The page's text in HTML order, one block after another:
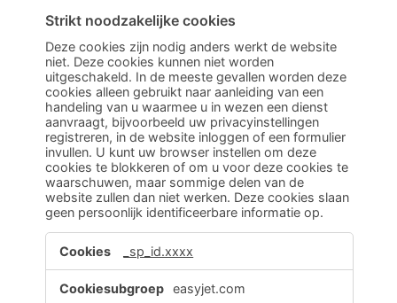
Strikt noodzakelijke cookies
Deze cookies zijn nodig anders werkt de website
niet. Deze cookies kunnen niet worden
uitgeschakeld. In de meeste gevallen worden deze
cookies alleen gebruikt naar aanleiding van een
handeling van u waarmee u in wezen een dienst
aanvraagt, bijvoorbeeld uw privacyinstellingen
registreren, in de website inloggen of een formulier
invullen. U kunt uw browser instellen om deze
cookies te blokkeren of om u voor deze cookies te
waarschuwen, maar sommige delen van de
website zullen dan niet werken. Deze cookies slaan
geen persoonlijk identificeerbare informatie op.
noodzakelijke_sp_id.xxxx
easyjet.com